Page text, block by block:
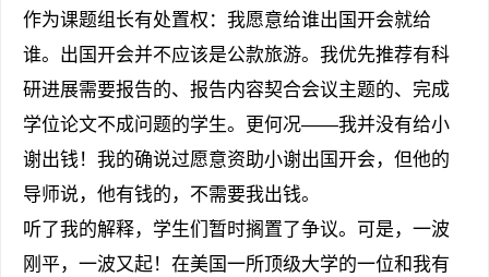
作为课题组长有处置权：我愿意给谁出国开会就给
谁。出国开会并不应该是公款旅游。我优先推荐有科
研进展需要报告的、报告内容契合会议主题的、完成
学位论文不成问题的学生。更何况——我并没有给小
谢出钱！我的确说过愿意资助小谢出国开会，但他的
导师说，他有钱的，不需要我出钱。
听了我的解释，学生们暂时搁置了争议。可是，一波
刚平，一波又起！在美国一所顶级大学的一位和我有